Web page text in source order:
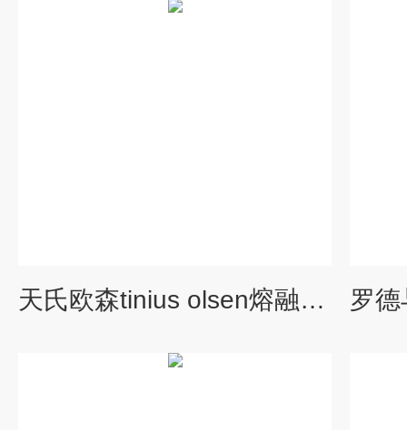
天氏欧森tinius olsen熔融指数仪 MP1200